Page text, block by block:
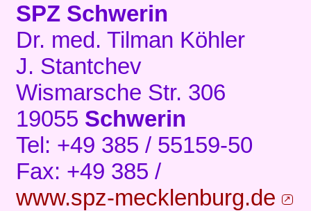
SPZ Schwerin
Dr. med. Tilman Köhler
J. Stantchev
Wismarsche Str. 306
19055 Schwerin
Tel: +49 385 / 55159-50
Fax: +49 385 /
www.spz-mecklenburg.de